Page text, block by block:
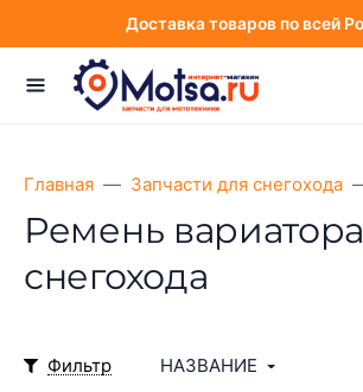
Доставка товаров по всей
Главная Запчасти для снегохода
Ремень
снегохода
Фильтр НАЗВАНИЕ